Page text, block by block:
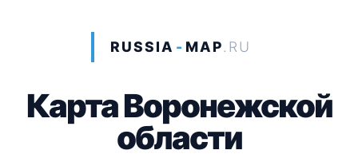
RUSSIA - MAP.RU
Карта Воронежской
области